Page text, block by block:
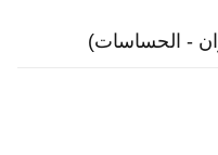
- الحساسات)